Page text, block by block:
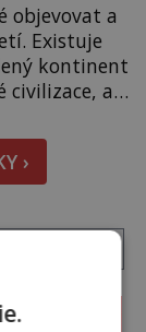
objevovat a
Existuje
kontinent
civilizace, a
Terra
to byl
›